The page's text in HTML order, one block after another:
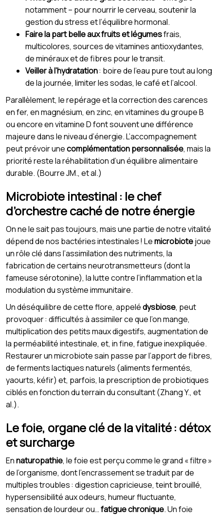
notamment – pour nourrir le cerveau, soutenir la
gestion du stress et l’équilibre hormonal.
Faire la part belle aux fruits et légumesfrais,
multicolores, sources de vitamines antioxydantes,
de minéraux et de fibres pour le transit.
Veiller à l’hydratation: boire de l’eau pure tout au long
de la journée, limiter les sodas, le café et l’alcool.
Parallèlement, le repérage et la correction des carences
en fer, en magnésium, en zinc, en vitamines du groupe B
ou encore en vitamine D font souvent une différence
majeure dans le niveau d’énergie. L’accompagnement
peut prévoir unecomplémentation personnalisée, mais la
priorité reste la réhabilitation d’un équilibre alimentaire
durable. (Bourre JM., et al.)
Microbiote intestinal : le chef
d’orchestre caché de notre énergie
On ne le sait pas toujours, mais une partie de notre vitalité
dépend de nos bactéries intestinales ! Lemicrobiotejoue
un rôle clé dans l’assimilation des nutriments, la
fabrication de certains neurotransmetteurs (dont la
fameuse sérotonine), la lutte contre l’inflammation et la
modulation du système immunitaire.
Un déséquilibre de cette flore, appelédysbiose, peut
provoquer : difficultés à assimiler ce que l’on mange,
multiplication des petits maux digestifs, augmentation de
la perméabilité intestinale, et, in fine, fatigue inexpliquée.
Restaurer un microbiote sain passe par l’apport de fibres,
de ferments lactiques naturels (aliments fermentés,
yaourts, kéfir) et, parfois, la prescription de probiotiques
ciblés en fonction du terrain du consultant (Zhang Y., et
al.).
Le foie, organe clé de la vitalité : détox
et surcharge
Ennaturopathie, le foie est perçu comme le grand « filtre »
de l’organisme, dont l’encrassement se traduit par de
multiples troubles : digestion capricieuse, teint brouillé,
hypersensibilité aux odeurs, humeur fluctuante,
sensation de lourdeur ou…fatigue chronique. Un foie